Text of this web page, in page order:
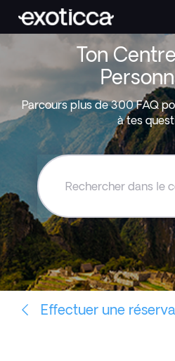
Ton
Parcours plus de 300 FAQ
à tes
Rechercher
le
centre
d'aide
Exoticca
Effectuer une